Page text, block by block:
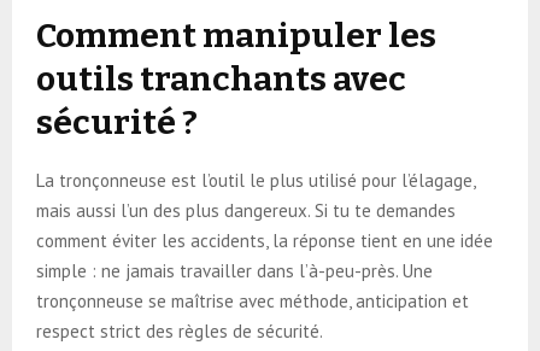
Comment manipuler les
outils tranchants avec
sécurité ?
La tronçonneuse est l’outil le plus utilisé pour l’élagage,
mais aussi l’un des plus dangereux. Si tu te demandes
comment éviter les accidents, la réponse tient en une idée
simple : ne jamais travailler dans l’à-peu-près. Une
tronçonneuse se maîtrise avec méthode, anticipation et
respect strict des règles de sécurité.